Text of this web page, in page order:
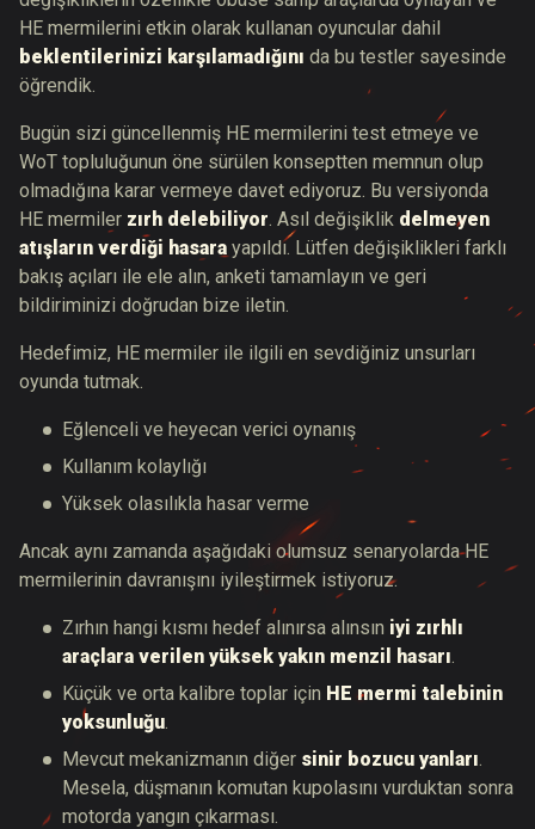
HE mermilerini etkin olarak kullanan oyuncular dahil
beklentilerinizi karşılamadığını da bu testler sayesinde
öğrendik.
Bugün sizi güncellenmiş HE mermilerini test etmeye ve
WoT topluluğunun öne sürülen konseptten memnun olup
olmadığına karar vermeye davet ediyoruz. Bu versiyonda
HE mermiler zırh delebiliyor. Asıl değişiklik delmeyen
atışların verdiği hasara yapıldı. Lütfen değişiklikleri farklı
bakış açıları ile ele alın, anketi tamamlayın ve geri
bildiriminizi doğrudan bize iletin.
Hedefimiz, HE mermiler ile ilgili en sevdiğiniz unsurları
oyunda tutmak.
Eğlenceli ve heyecan verici oynanış
Kullanım kolaylığı
Yüksek olasılıkla hasar verme
Ancak aynı zamanda aşağıdaki olumsuz senaryolarda HE
mermilerinin davranışını iyileştirmek istiyoruz.
Zırhın hangi kısmı hedef alınırsa alınsın iyi zırhlı
araçlara verilen yüksek yakın menzil hasarı.
Küçük ve orta kalibre toplar için HE mermi talebinin
yoksunluğu.
Mevcut mekanizmanın diğer sinir bozucu yanları.
Mesela, düşmanın komutan kupolasını vurduktan sonra
motorda yangın çıkarması.